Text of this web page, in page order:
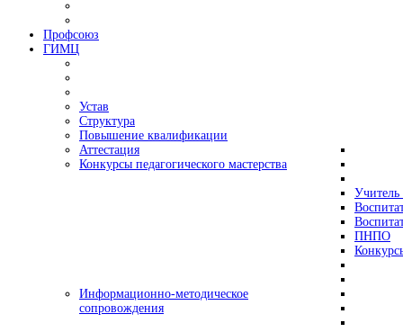
Профсоюз
ГИМЦ
Устав
Структура
Повышение квалификации
Аттестация
Конкурсы педагогического мастерства
Учитель
ПНПО
Информационно-методическое
сопровождения